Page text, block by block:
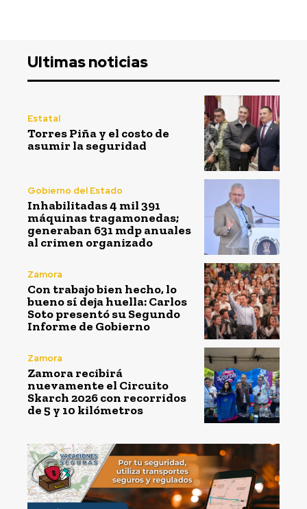
Ultimas noticias
Estatal
Torres Piña y el costo de
asumir la seguridad
Gobierno del Estado
Inhabilitadas 4 mil 391
máquinas tragamonedas;
generaban 631 mdp anuales
al crimen organizado
Zamora
Con trabajo bien hecho, lo
bueno sí deja huella: Carlos
Soto presentó su Segundo
Informe de Gobierno
Zamora
Zamora recibirá
nuevamente el Circuito
Skarch 2026 con recorridos
de 5 y 10 kilómetros